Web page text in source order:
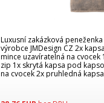
Luxusní zakázková
výrobce JMDesign CZ 2x
mince uzavíratelná na cvocek
zip 1x skrytá kapsa pod
na cvocek 2x pruhledná